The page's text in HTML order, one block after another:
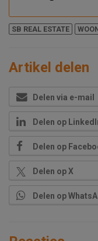
SB REAL ESTATE
Artikel delen
Delen via e-mail
Delen op
Delen op
Delen op X
Delen op